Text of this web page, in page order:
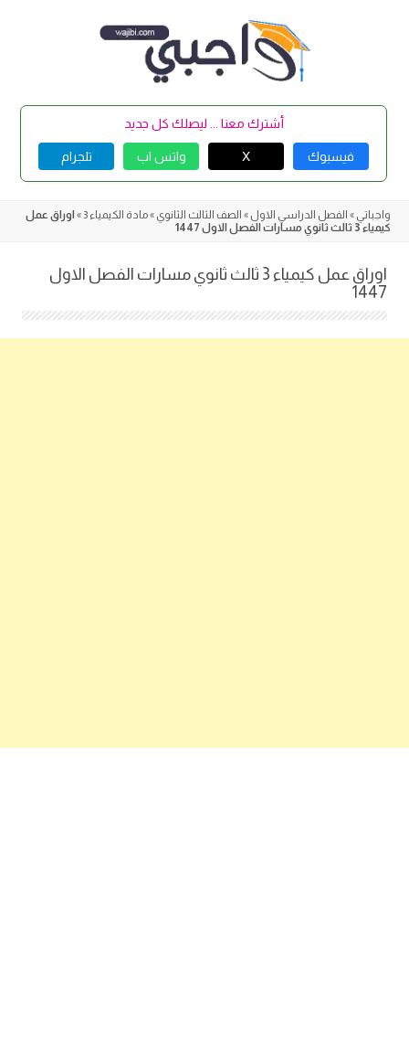
أشترك معنا ... ليصلك كل جديد
فيسبوك X واتس اب تلجرام
واجباتي » الفصل الدراسي الاول » الصف الثالث الثانوي »مادة الكيمياء 3 » اوراق عمل
كيمياء 3 ثالث ثانوي مسارات الفصل الاول 1447
اوراق عمل كيمياء 3 ثالث ثانوي مسارات الفصل الاول
1447